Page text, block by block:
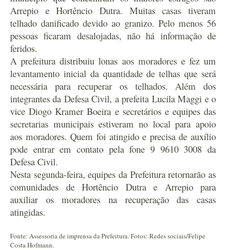
Arrepio e Hortêncio Dutra. Muitas casas tiveram
telhado danificado devido ao granizo. Pelo menos 56
pessoas ficaram desalojadas, não há informação de
feridos.
A prefeitura distribuiu lonas aos moradores e fez um
levantamento inicial da quantidade de telhas que será
necessária para recuperar os telhados. Além dos
integrantes da Defesa Civil, a prefeita Lucila Maggi e o
vice Diogo Kramer Boeira e secretários e equipes das
secretarias municipais estiveram no local para apoio
aos moradores. Quem foi atingido e precisa de auxílio
pode entrar em contato pela fone 9 9610 3008 da
Defesa Civil.
Nesta segunda-feira, equipes da Prefeitura retornarão as
comunidades de Hortêncio Dutra e Arrepio para
auxiliar os moradores na recuperação das casas
atingidas.
Fonte: Assessoria de imprensa da Prefeitura. Fotos: Redes sociais/Felipe
Costa Hofmann.